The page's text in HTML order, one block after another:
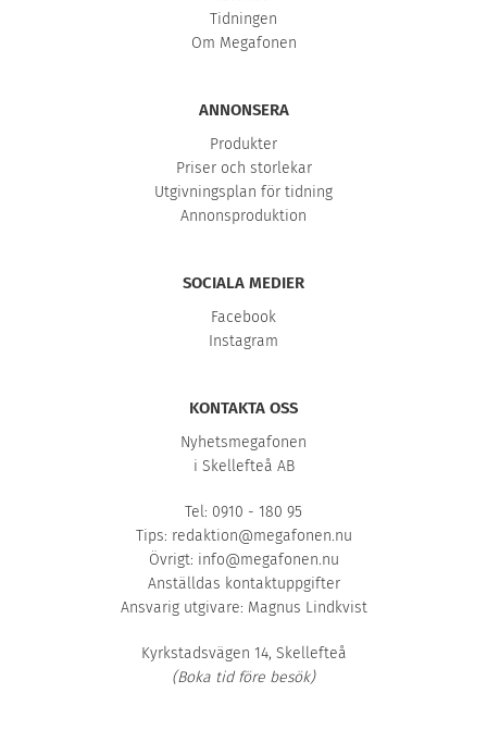
Tidningen
Om Megafonen
ANNONSERA
Produkter
Priser och storlekar
Utgivningsplan för tidning
Annonsproduktion
SOCIALA MEDIER
Facebook
Instagram
KONTAKTA OSS
Nyhetsmegafonen
i Skellefteå AB
Tel: 0910 - 180 95
Tips: redaktion@megafonen.nu
Övrigt: info@megafonen.nu
Anställdas kontaktuppgifter
Ansvarig utgivare: Magnus Lindkvist
Kyrkstadsvägen 14, Skellefteå
(Boka tid före besök)